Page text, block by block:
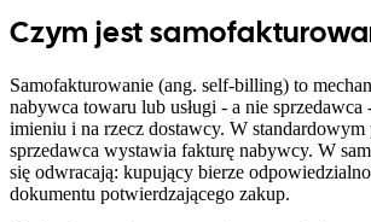
Czym jest
Samofakturowanie (ang. self-billing) to
nabywca towaru lub usługi - a nie
imieniu i na rzecz dostawcy. W standardowym
sprzedawca wystawia fakturę nabywcy. W
się odwracają: kupujący bierze
dokumentu potwierdzającego zakup.